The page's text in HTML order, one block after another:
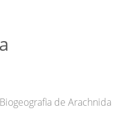
de Arachnida